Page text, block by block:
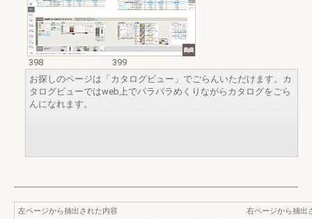
398
399
お探しのページは「カタログビュー」でごらんいただけます。カ
タログビューではweb上でパラパラめくりながらカタログをごら
んになれます。
左ページから抽出された内容
右ページから抽出